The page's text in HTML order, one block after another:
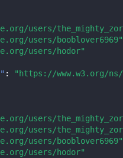
users/
users/booblover6969"
users/hodor"
:
"https://www.w3.org/
users/
users/
users/booblover6969"
users/hodor"